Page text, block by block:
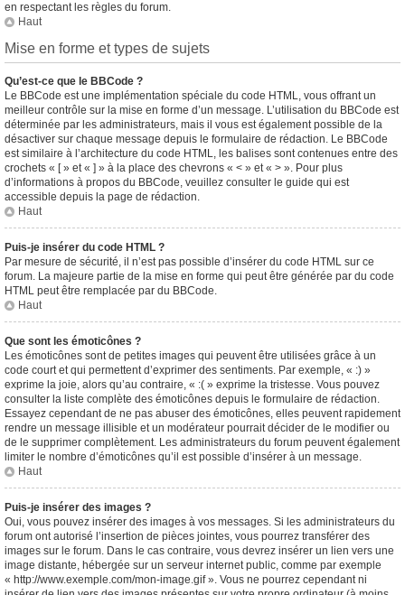
en respectant les règles du forum.
Haut
Mise en forme et types de sujets
Qu’est-ce que le BBCode ?
Le BBCode est une implémentation spéciale du code HTML, vous offrant un
meilleur contrôle sur la mise en forme d’un message. L’utilisation du BBCode est
déterminée par les administrateurs, mais il vous est également possible de la
désactiver sur chaque message depuis le formulaire de rédaction. Le BBCode
est similaire à l’architecture du code HTML, les balises sont contenues entre des
crochets « [ » et « ] » à la place des chevrons « < » et « > ». Pour plus
d’informations à propos du BBCode, veuillez consulter le guide qui est
accessible depuis la page de rédaction.
Haut
Puis-je insérer du code HTML ?
Par mesure de sécurité, il n’est pas possible d’insérer du code HTML sur ce
forum. La majeure partie de la mise en forme qui peut être générée par du code
HTML peut être remplacée par du BBCode.
Haut
Que sont les émoticônes ?
Les émoticônes sont de petites images qui peuvent être utilisées grâce à un
code court et qui permettent d’exprimer des sentiments. Par exemple, « :) »
exprime la joie, alors qu’au contraire, « :( » exprime la tristesse. Vous pouvez
consulter la liste complète des émoticônes depuis le formulaire de rédaction.
Essayez cependant de ne pas abuser des émoticônes, elles peuvent rapidement
rendre un message illisible et un modérateur pourrait décider de le modifier ou
de le supprimer complètement. Les administrateurs du forum peuvent également
limiter le nombre d’émoticônes qu’il est possible d’insérer à un message.
Haut
Puis-je insérer des images ?
Oui, vous pouvez insérer des images à vos messages. Si les administrateurs du
forum ont autorisé l’insertion de pièces jointes, vous pourrez transférer des
images sur le forum. Dans le cas contraire, vous devrez insérer un lien vers une
image distante, hébergée sur un serveur internet public, comme par exemple
« http://www.exemple.com/mon-image.gif ». Vous ne pourrez cependant ni